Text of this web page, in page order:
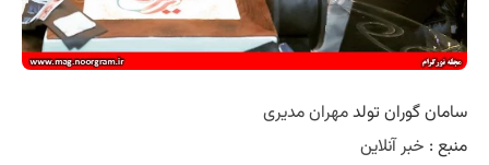
سامان گوران تولدمهران مدیری
منبع : خبر آنلاین